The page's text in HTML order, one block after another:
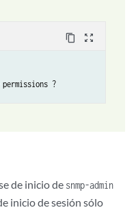
content_copy zoom_out_map
?
de inicio de snmp-admin
inicio de sesión sólo